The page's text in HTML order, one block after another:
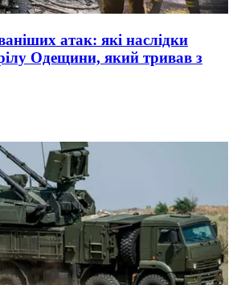
атак: які наслідки
Одещини, який тривав з